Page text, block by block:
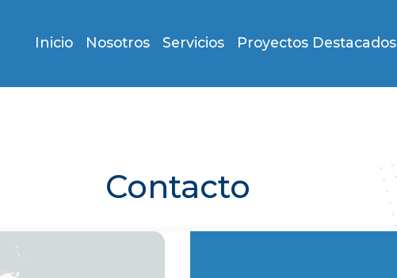
Inicio Nosotros Servicios Proyectos Destacados
Contacto